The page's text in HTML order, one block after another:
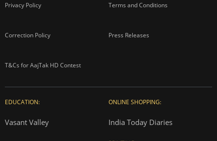
Privacy Policy Terms and Conditions
Correction Policy Press Releases
T&Cs for AajTak HD Contest
EDUCATION:
Vasant Valley
ONLINE SHOPPING:
India Today Diaries